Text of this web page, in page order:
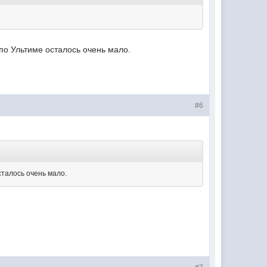
Ультиме осталось очень мало.
#6
очень мало.